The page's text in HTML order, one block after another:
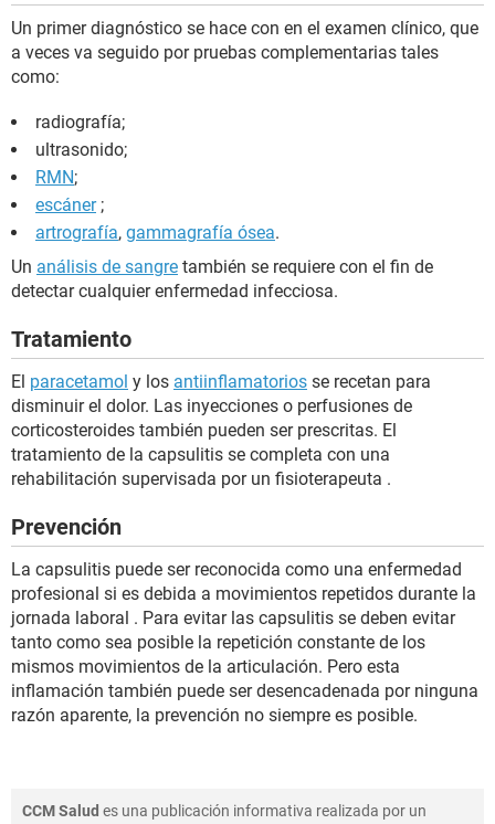
Un primer diagnóstico se hace con en el examen clínico, que
a veces va seguido por pruebas complementarias tales
como:
radiografía;
ultrasonido;
RMN;
escáner;
artrografía, gammagrafía ósea.
Un análisis de sangre también se requiere con el fin de
detectar cualquier enfermedad infecciosa.
Tratamiento
El paracetamol y los antiinflamatorios se recetan para
disminuir el dolor. Las inyecciones o perfusiones de
corticosteroides también pueden ser prescritas. El
tratamiento de la capsulitis se completa con una
rehabilitación supervisada por un fisioterapeuta .
Prevención
La capsulitis puede ser reconocida como una enfermedad
profesional si es debida a movimientos repetidos durante la
jornada laboral . Para evitar las capsulitis se deben evitar
tanto como sea posible la repetición constante de los
mismos movimientos de la articulación. Pero esta
inflamación también puede ser desencadenada por ninguna
razón aparente, la prevención no siempre es posible.
CCM Salud es una publicación informativa realizada por un